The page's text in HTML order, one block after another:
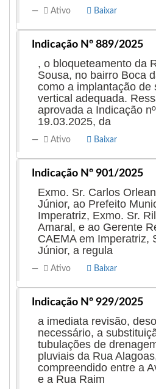
Ativo Baixar
Indicação Nº 889/2025
, o bloqueteamento da
Sousa, no bairro Boca
como a implantação de
vertical adequada.
aprovada a Indicação
19.03.2025, da
Ativo Baixar
Indicação Nº 901/2025
Exmo. Sr. Carlos
Júnior, ao Prefeito
Imperatriz, Exmo. Sr.
Amaral, e ao Gerente
CAEMA em Imperatriz,
Júnior, a regula
Ativo Baixar
Indicação Nº 929/2025
a imediata revisão,
necessário, a
tubulações de
pluviais da Rua
compreendido entre a
e a Rua Raim